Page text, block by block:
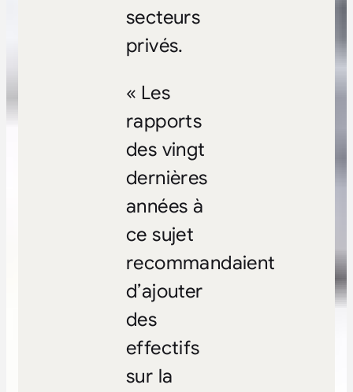
secteurs
privés.
« Les
rapports
des vingt
dernières
années à
ce sujet
recommandaient
d’ajouter
des
effectifs
sur la